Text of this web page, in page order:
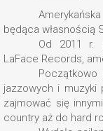
będąca własnością
Od 2011 r.
LaFace Records,
Początkowo
jazzowych i muzyki
zajmować się
country aż do hard